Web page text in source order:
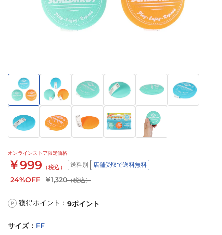
オンラインストア限定価格
￥999 （税込） 送料別 店舗受取で送料無料
24%OFF ￥1,320（税込）
P 獲得ポイント： 9ポイント
サイズ： FF